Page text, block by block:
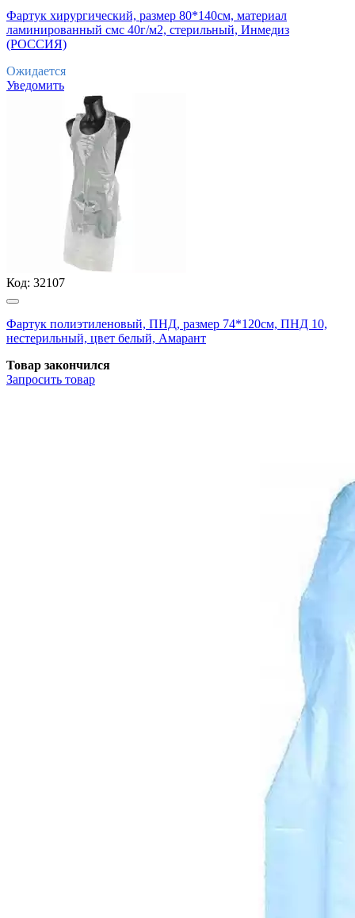
Фартук хирургический, размер 80*140см, материал
ламинированный смс 40г/м2, стерильный, Инмедиз
(РОССИЯ)
Ожидается
Уведомить
Код: 32107
Фартук полиэтиленовый, ПНД, размер 74*120см, ПНД 10,
нестерильный, цвет белый, Амарант
Товар закончился
Запросить товар